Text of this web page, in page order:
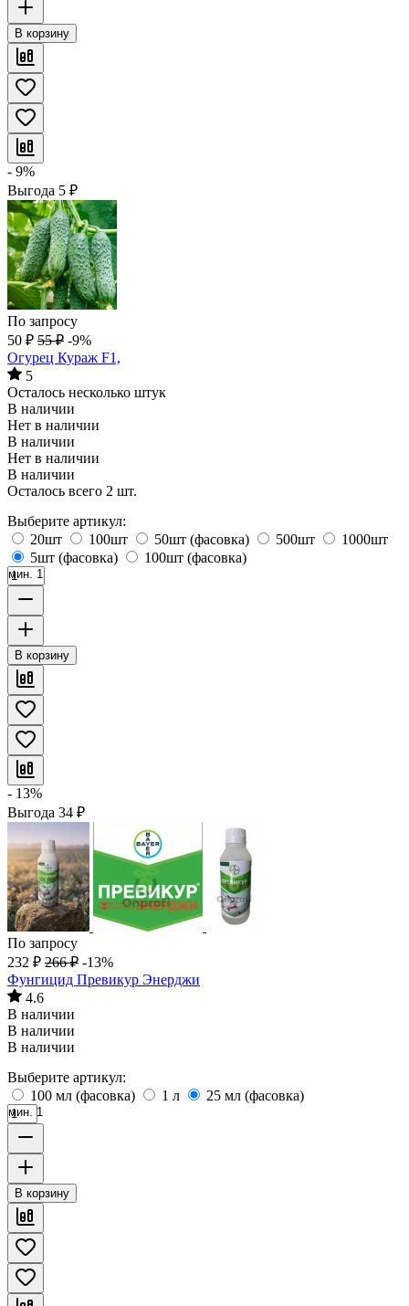
В корзину
- 9%
Выгода 5 ₽
По запросу
50 ₽ 55 ₽ -9%
Огурец Кураж F1,
5
Осталось несколько штук
В наличии
Нет в наличии
В наличии
Нет в наличии
В наличии
Осталось всего 2 шт.
Выберите артикул:
20шт
100шт 50шт (фасовка) 500шт
1000шт
5шт (фасовка)
100шт (фасовка)
мин. 1
В корзину
- 13%
Выгода 34 ₽
По запросу
232 ₽ 266 ₽ -13%
Фунгицид Превикур Энерджи
4.6
В наличии
В наличии
В наличии
Выберите артикул:
100 мл (фасовка)
1 л 25 мл (фасовка)
мин. 1
В корзину